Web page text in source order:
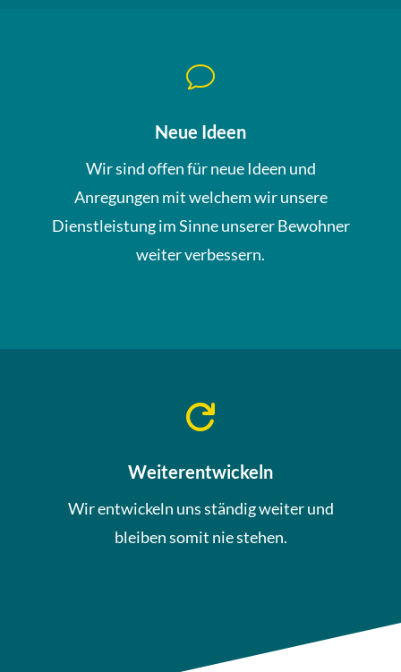
v
Neue Ideen
Wir sind offen für neue Ideen und
Anregungen mit welchem wir unsere
Dienstleistung im Sinne unserer Bewohner
weiter verbessern.

Weiterentwickeln
Wir entwickeln uns ständig weiter und
bleiben somit nie stehen.